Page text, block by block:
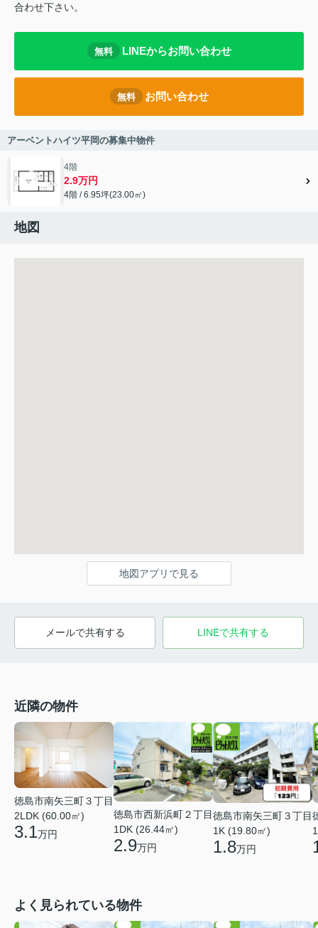
合わせ下さい。
無料 LINEからお問い合わせ
無料 お問い合わせ
アーベントハイツ平岡の募集中物件
4階
2.9万円
4階 / 6.95坪(23.00㎡)
地図
地図アプリで見る
メールで共有する LINEで共有する
近隣の物件
徳島市南矢三町３丁目
2LDK (60.00㎡)
3.1万円
徳島市西新浜町２丁目
1DK (26.44㎡)
2.9万円
徳島市南矢三町３丁目
1K (19.80㎡)
1.8万円
よく見られている物件